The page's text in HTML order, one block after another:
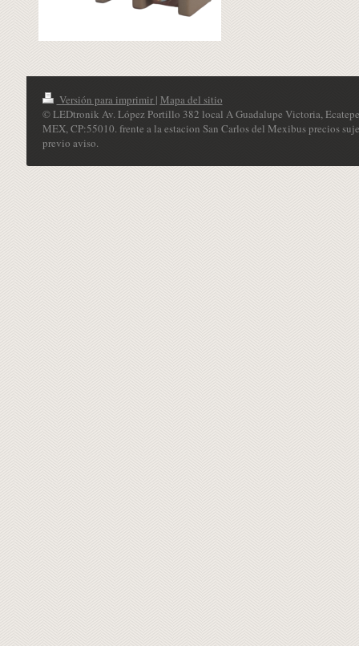
Versión para imprimir | Mapa del sitio
© LEDtronik Av. López Portillo 382 local A Guadalupe Victoria,
MEX, CP:55010. frente a la estacion San Carlos del Mexibus precios
previo aviso.